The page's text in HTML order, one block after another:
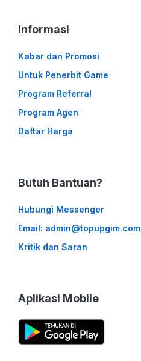
Informasi
Kabar dan Promosi
Untuk Penerbit Game
Program Referral
Program Agen
Daftar Harga
Butuh Bantuan?
Hubungi Messenger
Email: admin@topupgim.com
Kritik dan Saran
Aplikasi Mobile